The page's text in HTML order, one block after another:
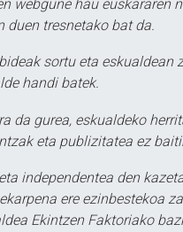
webgune hau euskararen
duen tresnetako bat da.
sortu eta
handi batek.
da gurea, eskualdeko
eta publizitatea ez
independentea den
ere ezinbestekoa
Ekintzen Faktoriako